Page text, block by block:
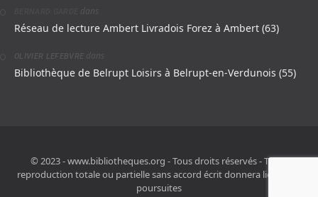
dans
Réseau de lecture Ambert Livradois Forez à Ambert (63)
OLIVIER LEFEBVRE dans
Bibliothèque de Belrupt Loisirs à Belrupt-en-Verdunois (55)
© 2023 - www.bibliotheques.org - Tous droits réservés - Toute
reproduction totale ou partielle sans accord écrit donnera lieu à des
poursuites